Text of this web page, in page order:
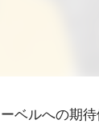
ベルへの期